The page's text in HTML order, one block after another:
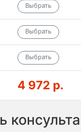
4 972 р.